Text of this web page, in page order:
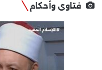
فتاوى وأحكام